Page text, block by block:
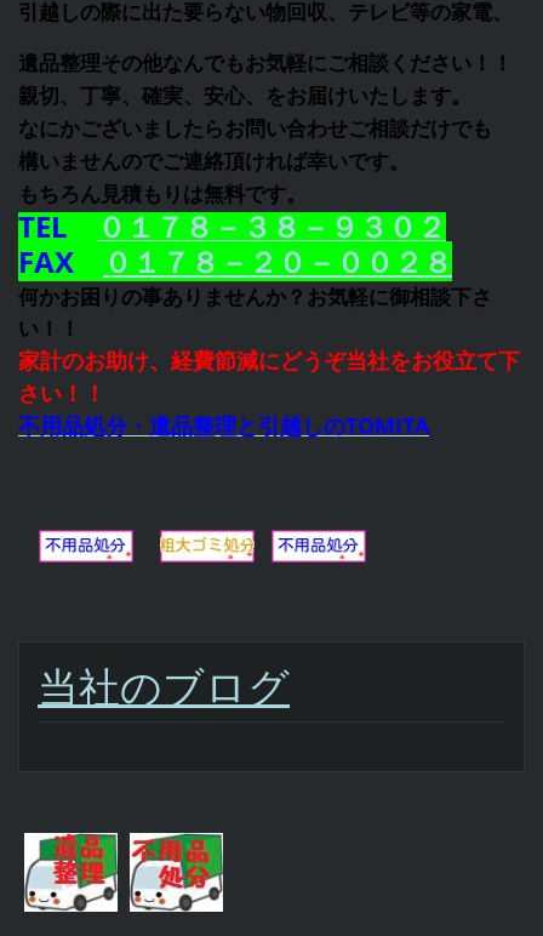
引越しの際に出た要らない物回収、テレビ等の家電、
遺品整理その他なんでもお気軽にご相談ください！！
親切、丁寧、確実、安心、をお届けいたします。
なにかございましたらお問い合わせご相談だけでも
構いませんのでご連絡頂ければ幸いです。
もちろん見積もりは無料です。
TEL０１７８－３８－９３０２
FAX
０１７８－２０－００２８
何かお困りの事ありませんか？お気軽に御相談下さ
い！！
家計のお助け、経費節減にどうぞ当社をお役立て下
さい！！
不用品処分・遺品整理と引越しのTOMITA
当社のブログ